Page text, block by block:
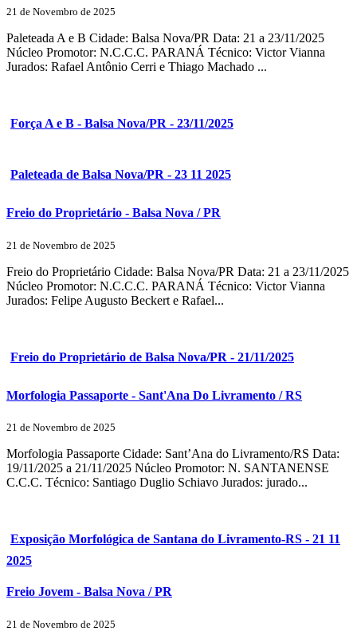
21 de Novembro de 2025
Paleteada A e B Cidade: Balsa Nova/PR Data: 21 a 23/11/2025
Núcleo Promotor: N.C.C.C. PARANÁ Técnico: Victor Vianna
Jurados: Rafael Antônio Cerri e Thiago Machado ...
Força A e B - Balsa Nova/PR - 23/11/2025
Paleteada de Balsa Nova/PR - 23 11 2025
Freio do Proprietário - Balsa Nova / PR
21 de Novembro de 2025
Freio do Proprietário Cidade: Balsa Nova/PR Data: 21 a 23/11/2025
Núcleo Promotor: N.C.C.C. PARANÁ Técnico: Victor Vianna
Jurados: Felipe Augusto Beckert e Rafael...
Freio do Proprietário de Balsa Nova/PR - 21/11/2025
Morfologia Passaporte - Sant'Ana Do Livramento / RS
21 de Novembro de 2025
Morfologia Passaporte Cidade: Sant’Ana do Livramento/RS Data:
19/11/2025 a 21/11/2025 Núcleo Promotor: N. SANTANENSE
C.C.C. Técnico: Santiago Duglio Schiavo Jurados: jurado...
Exposição Morfológica de Santana do Livramento-RS - 21 11
2025
Freio Jovem - Balsa Nova / PR
21 de Novembro de 2025